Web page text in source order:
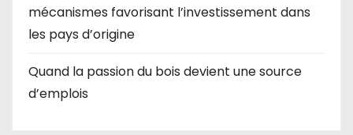
mécanismes favorisant l’investissement dans
les pays d’origine
Quand la passion du bois devient une source
d’emplois